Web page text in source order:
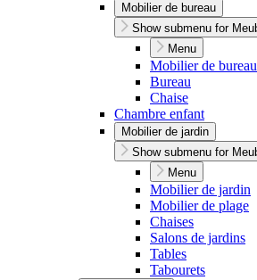
Mobilier de bureau
Show submenu for
Menu
Mobilier de bureau
Bureau
Chaise
Chambre enfant
Mobilier de jardin
Show submenu for
Menu
Mobilier de jardin
Mobilier de plage
Chaises
Salons de jardins
Tables
Tabourets